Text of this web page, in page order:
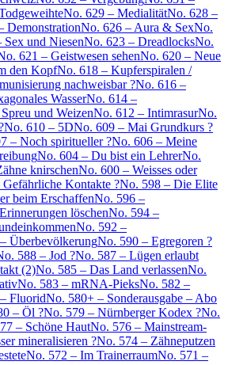
No. 629 – MedialitätNo. 628 –
DemonstrationNo. 626 – Aura & SexNo.
und NiesenNo. 623 – DreadlocksNo.
621 – Geistwesen sehenNo. 620 – Neue
den KopfNo. 618 – Kupferspiralen /
nachweisbar ?No. 616 –
WasserNo. 614 –
und WeizenNo. 612 – IntimrasurNo.
No. 610 – 5DNo. 609 – Mai Grundkurs ?
– Noch spiritueller ?No. 606 – Meine
No. 604 – Du bist ein LehrerNo.
knirschenNo. 600 – Weisses oder
Kontakte ?No. 598 – Die Elite
beim ErschaffenNo. 596 –
löschenNo. 594 –
No. 592 –
ÜberbevölkerungNo. 590 – Egregoren ?
588 – Jod ?No. 587 – Lügen erlaubt
(2)No. 585 – Das Land verlassenNo.
No. 583 – mRNA-PieksNo. 582 –
FluoridNo. 580+ – Sonderausgabe – Abo
– Öl ?No. 579 – Nürnberger Kodex ?No.
– Schöne HautNo. 576 – Mainstream-
mineralisieren ?No. 574 – Zähneputzen
No. 572 – Im TrainerraumNo. 571 –